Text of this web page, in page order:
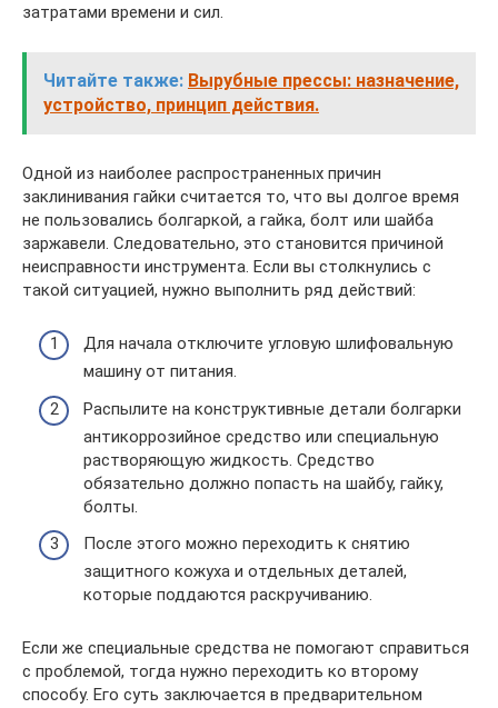
затратами времени и сил.
Читайте также: Вырубные прессы: назначение,
устройство, принцип действия.
Одной из наиболее распространенных причин
заклинивания гайки считается то, что вы долгое время
не пользовались болгаркой, а гайка, болт или шайба
заржавели. Следовательно, это становится причиной
неисправности инструмента. Если вы столкнулись с
такой ситуацией, нужно выполнить ряд действий:
Для начала отключите угловую шлифовальную
машину от питания.
Распылите на конструктивные детали болгарки
антикоррозийное средство или специальную
растворяющую жидкость. Средство
обязательно должно попасть на шайбу, гайку,
болты.
После этого можно переходить к снятию
защитного кожуха и отдельных деталей,
которые поддаются раскручиванию.
Если же специальные средства не помогают справиться
с проблемой, тогда нужно переходить ко второму
способу. Его суть заключается в предварительном